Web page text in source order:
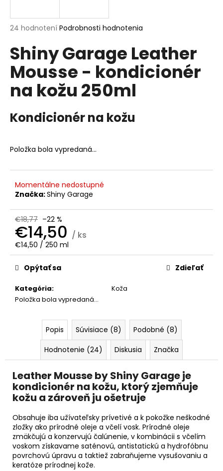
Priemerné
produktu
je
5,0
5
hviezdičiek.
24 hodnotení Podrobnosti hodnotenia
Shiny Garage Leather
Mousse - kondicionér
na kožu 250ml
Kondicionér na kožu
Položka bola vypredaná…
Momentálne nedostupné
Značka:Shiny Garage
€18,77 –22 %
€14,50 / ks
Jednotková
cena:
€14,50 / 250 ml
Kategória:
Koža
Položka bola vypredaná…
Opýtať sa Zdieľať
Popis Súvisiace (8)
Podobné (8)
Hodnotenie (24)
Diskusia Značka
Leather Mousse by Shiny Garage je
kondicionér na kožu, ktorý zjemňuje
kožu a zároveň ju ošetruje
Obsahuje iba užívateľsky prívetivé a k pokožke neškodné
zložky ako prírodné oleje a včelí vosk. Prírodné oleje
zmäkčujú a konzervujú čalúnenie, v kombinácii s včelím
voskom získavame saténovú, antistatickú a hydrofóbnu
povrchovú úpravu a taktiež zabraňujeme vysušovaniu a
keratóze prírodnej kože.
j
ť
?
HĽADAŤ
d
p
o
ú
a
m
e
RRCUSTOMS
BAD
BOYS
Pôvodne: